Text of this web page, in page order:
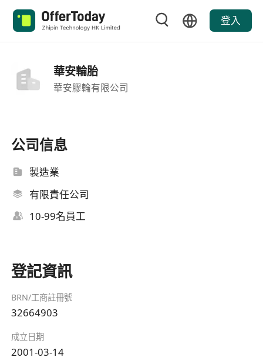
登入
華安輪胎
華安膠輪有限公司
公司信息
製造業
有限責任公司
10-99名員工
登記資訊
BRN/工商註冊號
32664903
成立日期
2001-03-14